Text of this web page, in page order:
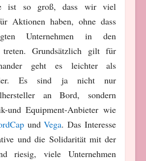
ist so groß, dass wir viel
Aktionen haben, ohne dass
Unternehmen in den
treten. Grundsätzlich gilt für
geht es leichter als
Es sind ja nicht nur
an Bord, sondern
und Equipment-Anbieter wie
undVega. Das Interesse
und die Solidarität mit der
riesig, viele Unternehmen